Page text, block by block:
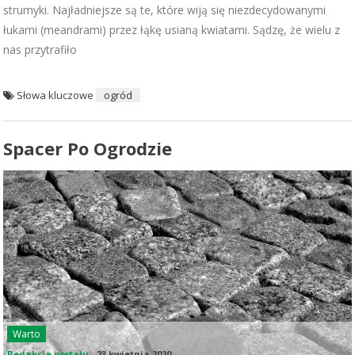
strumyki. Najładniejsze są te, które wiją się niezdecydowanymi
łukami (meandrami) przez łąkę usianą kwiatami. Sądzę, że wielu z
nas przytrafiło
Słowa kluczowe ogród
Spacer Po Ogrodzie
Warto